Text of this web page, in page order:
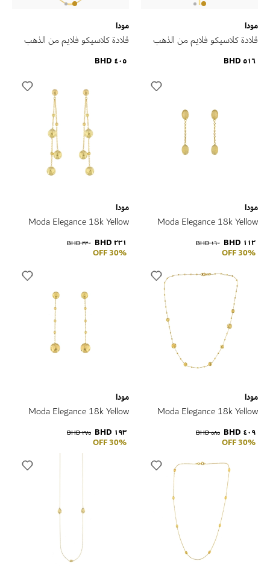
مودا
قلادة كلاسيكو فلايم من الذهب
٥١٦ BHD
مودا
قلادة كلاسيكو فلايم من الذهب
٤٠٥ BHD
مودا
Moda Elegance 18k Yellow
١١٢ BHD ١٦٠ BHD
30% OFF
مودا
Moda Elegance 18k Yellow
٢٣١ BHD ٣٣٠ BHD
30% OFF
مودا
Moda Elegance 18k Yellow
٤٠٩ BHD ٥٨٥ BHD
30% OFF
مودا
Moda Elegance 18k Yellow
١٩٣ BHD ٢٧٥ BHD
30% OFF